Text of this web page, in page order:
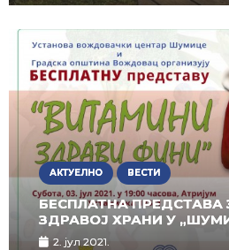
АКТУЕЛНО ВЕСТИ
БЕСПЛАТНА ПРЕДСТАВА
ЗДРАВОЈ ХРАНИ У
2. јул 2021.